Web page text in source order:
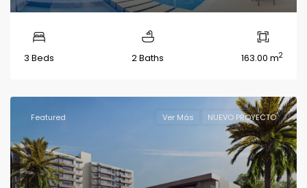
3 Beds 2 Baths 163.00 m2
Featured Ver Más NUEVO PROYECTO